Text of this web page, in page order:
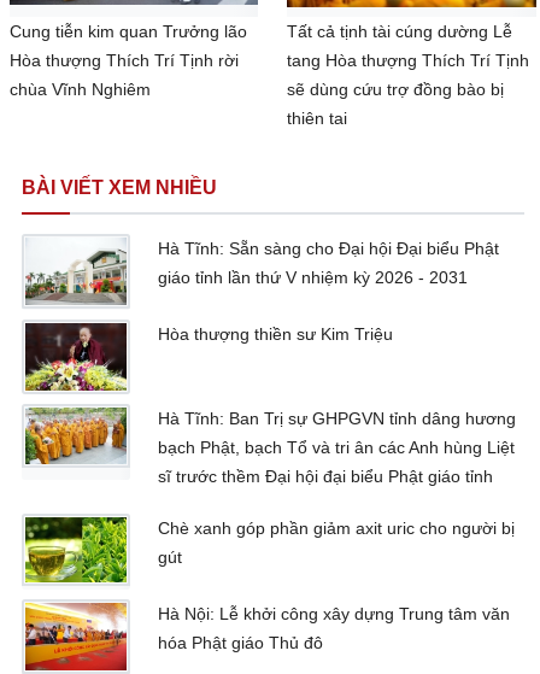
Cung tiễn kim quan Trưởng lão
Hòa thượng Thích Trí Tịnh rời
chùa Vĩnh Nghiêm
Tất cả tịnh tài cúng dường Lễ
tang Hòa thượng Thích Trí Tịnh
sẽ dùng cứu trợ đồng bào bị
thiên tai
BÀI VIẾT XEM NHIỀU
Hà Tĩnh: Sẵn sàng cho Đại hội Đại biểu Phật
giáo tỉnh lần thứ V nhiệm kỳ 2026 - 2031
Hòa thượng thiền sư Kim Triệu
Hà Tĩnh: Ban Trị sự GHPGVN tỉnh dâng hương
bạch Phật, bạch Tổ và tri ân các Anh hùng Liệt
sĩ trước thềm Đại hội đại biểu Phật giáo tỉnh
Chè xanh góp phần giảm axit uric cho người bị
gút
Hà Nội: Lễ khởi công xây dựng Trung tâm văn
hóa Phật giáo Thủ đô